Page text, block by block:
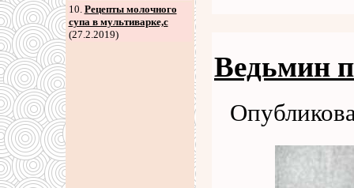
10. Рецепты молочного
супа в мультиварке,с
(27.2.2019)
Ведьмин